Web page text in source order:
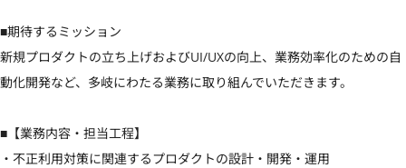
■期待するミッション
新規プロダクトの立ち上げおよびUI/UXの向上、業務効率化のための自
動化開発など、多岐にわたる業務に取り組んでいただきます。
■【業務内容・担当工程】
・不正利用対策に関連するプロダクトの設計・開発・運用